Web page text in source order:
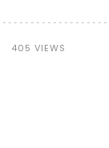
405 VIEWS